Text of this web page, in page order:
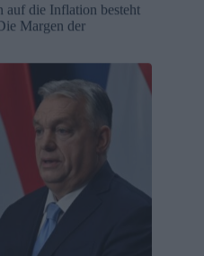
die Inflation besteht
Margen der